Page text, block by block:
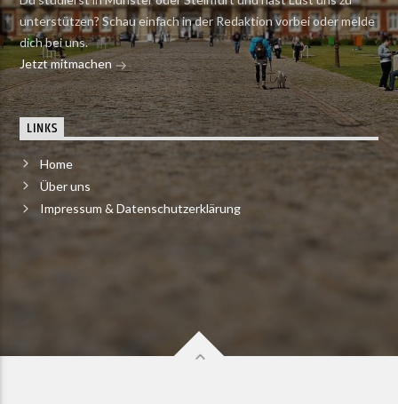
unterstützen? Schau einfach in der Redaktion vorbei oder melde
dich bei uns.
Jetzt mitmachen
LINKS
Home
Über uns
Impressum & Datenschutzerklärung